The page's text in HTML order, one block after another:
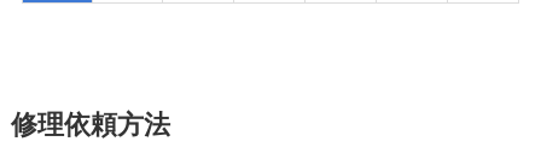
修理依頼方法